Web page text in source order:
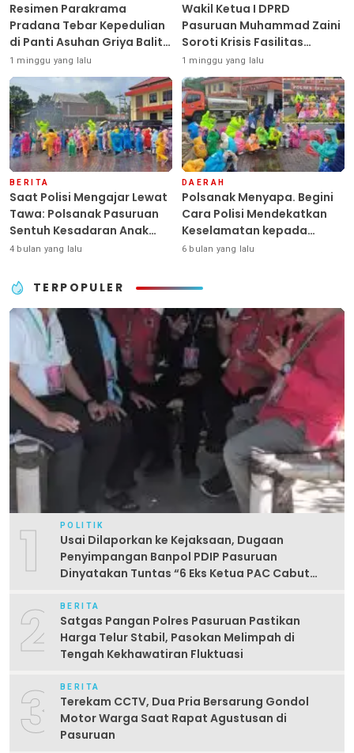
Resimen Parakrama
Pradana Tebar Kepedulian
di Panti Asuhan Griya Balita
SYD, Peluk Hangat Balita
Terlantar “POLRI Hadir
Dengan Hati”
1 minggu yang lalu
Wakil Ketua I DPRD
Pasuruan Muhammad Zaini
Soroti Krisis Fasilitas
Sekolah di Tengah Efisiensi
Anggaran
1 minggu yang lalu
BERITA
Saat Polisi Mengajar Lewat
Tawa: Polsanak Pasuruan
Sentuh Kesadaran Anak
Sejak Dini
4 bulan yang lalu
DAERAH
Polsanak Menyapa. Begini
Cara Polisi Mendekatkan
Keselamatan kepada
Generasi Sejak Usia Dini
6 bulan yang lalu
TERPOPULER
1 POLITIK
Usai Dilaporkan ke Kejaksaan, Dugaan
Penyimpangan Banpol PDIP Pasuruan
Dinyatakan Tuntas “6 Eks Ketua PAC Cabut
2 BERITA
Satgas Pangan Polres Pasuruan Pastikan
Harga Telur Stabil, Pasokan Melimpah di
Tengah Kekhawatiran Fluktuasi
3 BERITA
Terekam CCTV, Dua Pria Bersarung Gondol
Motor Warga Saat Rapat Agustusan di
Pasuruan